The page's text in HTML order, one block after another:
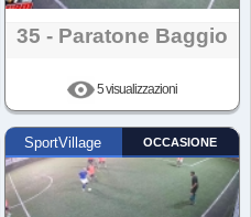
35 - Paratone Baggio
5 visualizzazioni
SportVillage OCCASIONE